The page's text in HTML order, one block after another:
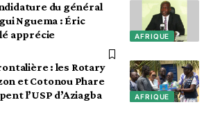
AFRIQUE
du général
Nguema : Éric
apprécie
AFRIQUE
: les Rotary
et Cotonou Phare
l’USP d’Aziagba